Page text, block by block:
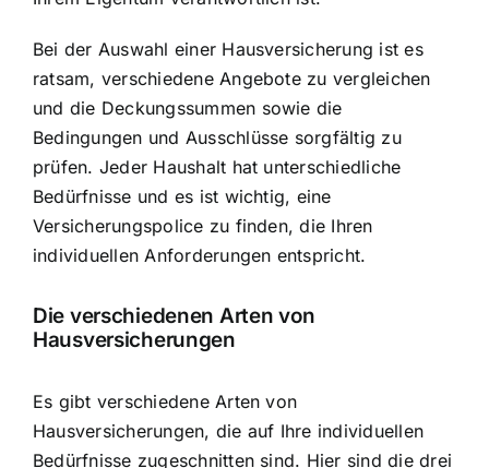
Bei der Auswahl einer Hausversicherung ist es
ratsam, verschiedene Angebote zu vergleichen
und die Deckungssummen sowie die
Bedingungen und Ausschlüsse sorgfältig zu
prüfen. Jeder Haushalt hat unterschiedliche
Bedürfnisse und es ist wichtig, eine
Versicherungspolice zu finden, die Ihren
individuellen Anforderungen entspricht.
Die verschiedenen Arten von
Hausversicherungen
Es gibt verschiedene Arten von
Hausversicherungen, die auf Ihre individuellen
Bedürfnisse zugeschnitten sind. Hier sind die drei